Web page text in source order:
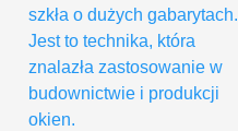
szkła o dużych gabarytach.
Jest to technika, która
znalazła zastosowanie w
budownictwie i produkcji
okien.